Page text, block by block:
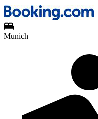
Munich